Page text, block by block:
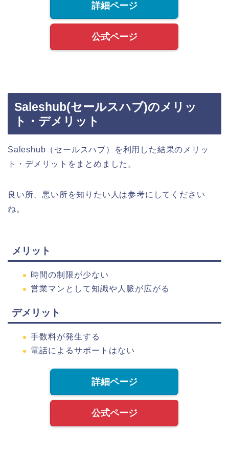
詳細ページ
公式ページ
Saleshub(セールスハブ)のメリッ
ト・デメリット
Saleshub（セールスハブ）を利用した結果のメリッ
ト・デメリットをまとめました。
良い所、悪い所を知りたい人は参考にしてください
ね。
メリット
時間の制限が少ない
営業マンとして知識や人脈が広がる
デメリット
手数料が発生する
電話によるサポートはない
詳細ページ
公式ページ